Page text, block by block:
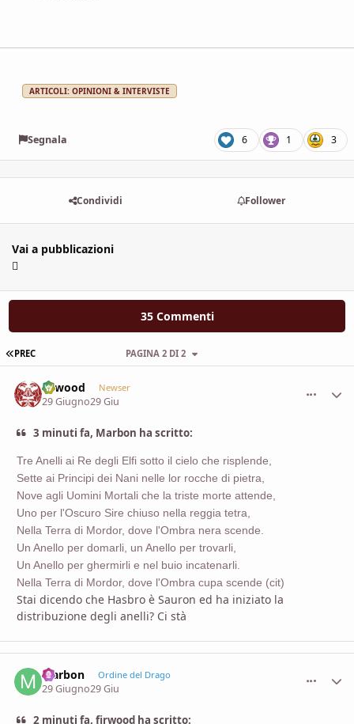
ARTICOLI: OPINIONI & INTERVISTE
Segnala 6 1 3
Condividi Follower
Vai a pubblicazioni
35 Commenti
PRIMA PAGINA
PREC PAGINA 2 DI 2
firwood Newser
29 Giugno29 Giu
3 minuti fa, Marbon ha scritto:
Tre Anelli ai Re degli Elfi sotto il cielo che risplende,
Sette ai Principi dei Nani nelle lor rocche di pietra,
Nove agli Uomini Mortali che la triste morte attende,
Uno per l'Oscuro Sire chiuso nella reggia tetra,
Nella Terra di Mordor, dove l'Ombra nera scende.
Un Anello per domarli, un Anello per trovarli,
Un Anello per ghermirli e nel buio incatenarli.
Nella Terra di Mordor, dove l'Ombra cupa scende (cit)
Stai dicendo che Hasbro è Sauron ed ha iniziato la
distribuzione degli anelli? Ci stà
Marbon Ordine del Drago
29 Giugno29 Giu
2 minuti fa, firwood ha scritto: